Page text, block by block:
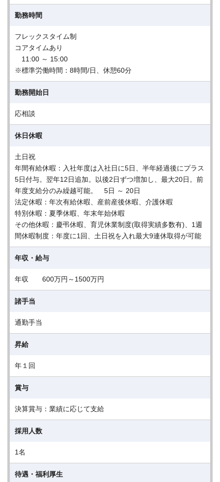
勤務時間
フレックスタイム制
コアタイムあり
11:00 ～ 15:00
※標準労働時間：8時間/日、休憩60分
勤務開始日
応相談
休日休暇
土日祝
年間有給休暇：入社年度は入社日に5日、半年経過後にプラス
5日付与。翌年12日追加。以後2日ずつ増加し、最大20日。前
年度支給分のみ繰越可能。 5日 ～ 20日
法定休暇：年次有給休暇、産前産後休暇、介護休暇
特別休暇：夏季休暇、年末年始休暇
その他休暇：慶弔休暇、育児休業制度(取得実績多数有)、1週
間休暇制度：年度に1回、土日祝を入れ最大9連休取得が可能
年収・給与
年収 600万円～1500万円
諸手当
通勤手当
昇給
年１回
賞与
決算賞与：業績に応じて支給
採用人数
1名
待遇・福利厚生